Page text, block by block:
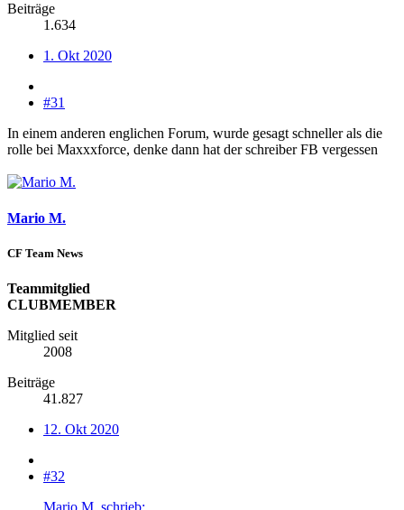
Beiträge
1.634
1. Okt 2020
#31
In einem anderen englichen Forum, wurde gesagt schneller als die
rolle bei Maxxxforce, denke dann hat der schreiber FB vergessen
Mario M.
CF Team News
Teammitglied
CLUBMEMBER
Mitglied seit
2008
Beiträge
41.827
12. Okt 2020
#32
Mario M. schrieb: